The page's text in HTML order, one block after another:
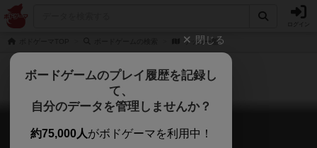
サッカー盤
サッカー盤
Soccer Board
閉じる
ボードゲームのプレイ履歴を記録し
て、
自分のデータを管理しませんか？
約75,000人がボドゲーマを利用中！